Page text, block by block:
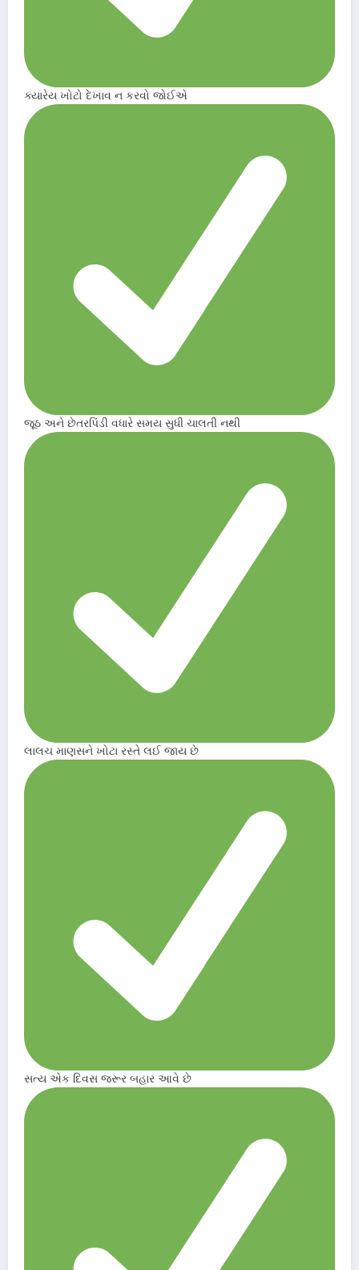
ક્યારેય ખોટો દેખાવ ન કરવો જોઈએ
જૂઠ અને છેતરપિંડી વધારે સમય સુધી ચાલતી નથી
લાલચ માણસને ખોટા રસ્તે લઈ જાય છે
સત્ય એક દિવસ જરૂર બહાર આવે છે